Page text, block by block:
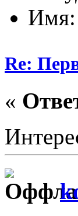
Имя:
Re:
«